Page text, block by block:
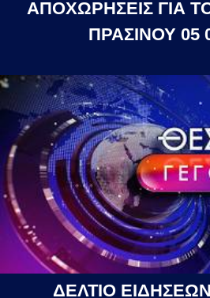
ΑΠΟΧΩΡΗΣΕΙΣ ΓΙΑ
ΠΡΑΣΙΝΟΥ 05
ΔΕΛΤΙΟ ΕΙΔΗΣΕΩΝ